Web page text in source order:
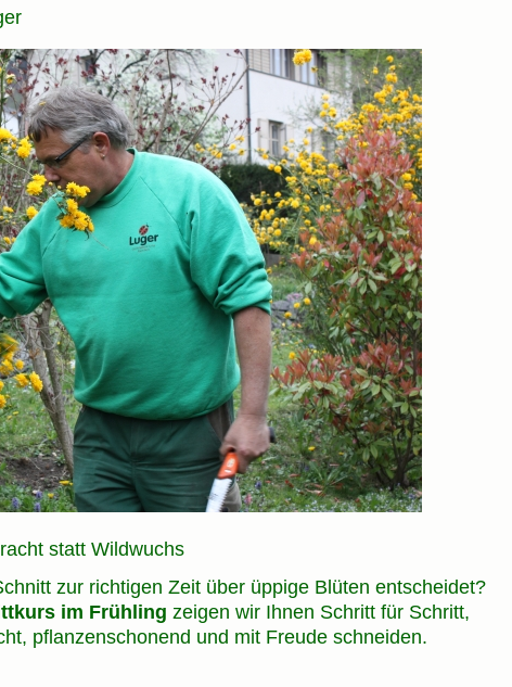
statt Wildwuchs
zur richtigen Zeit über üppige Blüten entscheidet?
im Frühling zeigen wir Ihnen Schritt für Schritt,
pflanzenschonend und mit Freude schneiden.